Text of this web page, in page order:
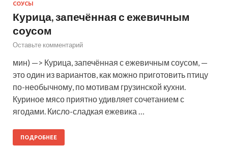
СОУСЫ
Курица, запечённая с ежевичным
соусом
Оставьте комментарий
мин) —> Курица, запечённая с ежевичным соусом, —
это один из вариантов, как можно приготовить птицу
по-необычному, по мотивам грузинской кухни.
Куриное мясо приятно удивляет сочетанием с
ягодами. Кисло-сладкая ежевика …
ПОДРОБНЕЕ